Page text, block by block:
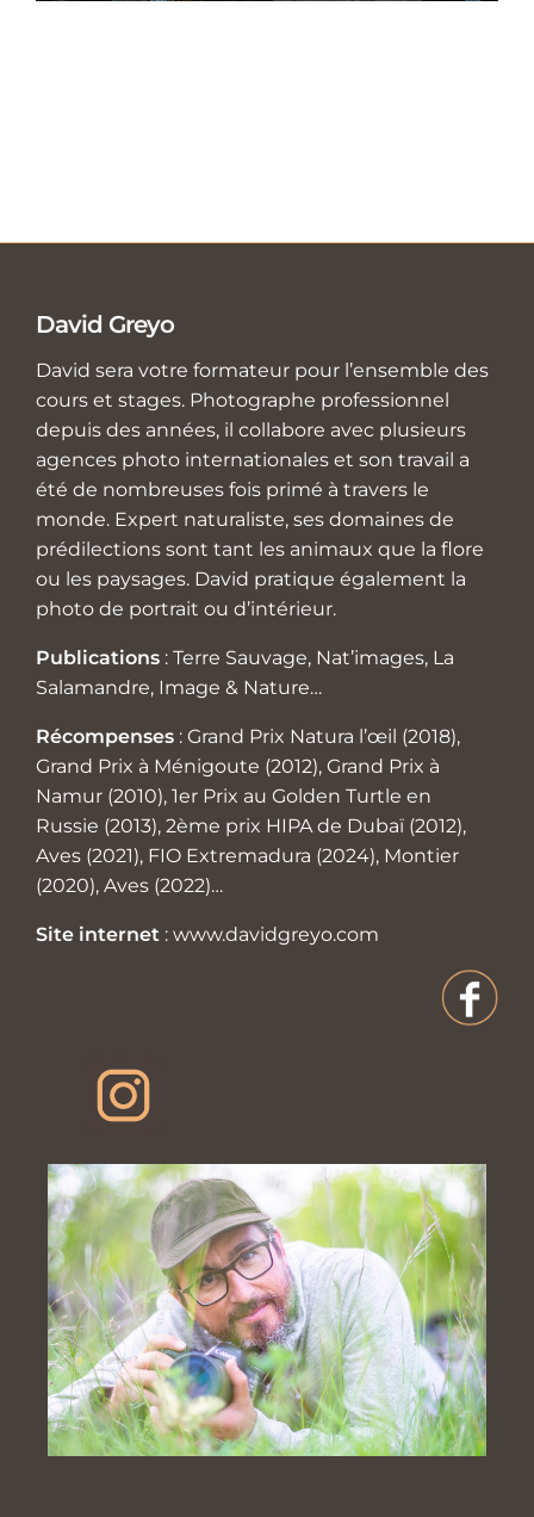
David Greyo
David sera votre formateur pour l’ensemble des
cours et stages. Photographe professionnel
depuis des années, il collabore avec plusieurs
agences photo internationales et son travail a
été de nombreuses fois primé à travers le
monde. Expert naturaliste, ses domaines de
prédilections sont tant les animaux que la flore
ou les paysages. David pratique également la
photo de portrait ou d’intérieur.
Publications : Terre Sauvage, Nat’images, La
Salamandre, Image & Nature…
Récompenses : Grand Prix Natura l’œil (2018),
Grand Prix à Ménigoute (2012), Grand Prix à
Namur (2010), 1er Prix au Golden Turtle en
Russie (2013), 2ème prix HIPA de Dubaï (2012),
Aves (2021), FIO Extremadura (2024), Montier
(2020), Aves (2022)…
Site internet : www.davidgreyo.com